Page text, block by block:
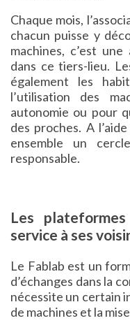
Chaque mois,
chacun puisse y
machines, c’est
dans ce tiers-lieu.
également les
l’utilisation des
autonomie ou pour
des proches. A
ensemble un
responsable.
Les
service à ses
Le Fablab est un
d’échanges dans la
nécessite un certain
de machines et la